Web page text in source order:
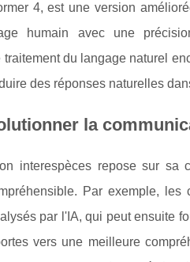
4, est une version
humain avec une
du langage naturel
des réponses naturelles
la
interespèces repose sur sa
Par exemple, les
par l'IA, qui peut ensuite
vers une meilleure